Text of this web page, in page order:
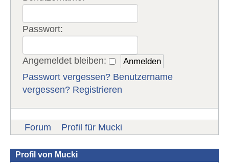
Passwort:
Angemeldet bleiben:
Passwort vergessen? Benutzername
vergessen? Registrieren
Forum Profil für Mucki
Profil von Mucki